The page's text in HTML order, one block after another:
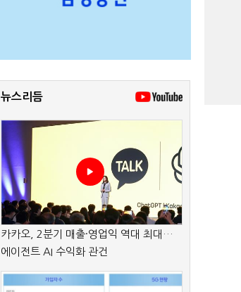
뉴스리듬
카카오, 2분기 매출·영업익 역대 최대…
에이전트 AI 수익화 관건